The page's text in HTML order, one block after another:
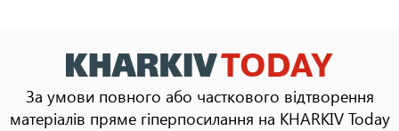
За умови повного або часткового відтворення
матеріалів пряме гіперпосилання на KHARKIV Today